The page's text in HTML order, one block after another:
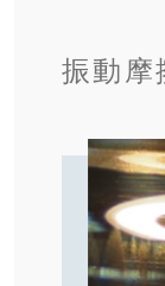
振動摩